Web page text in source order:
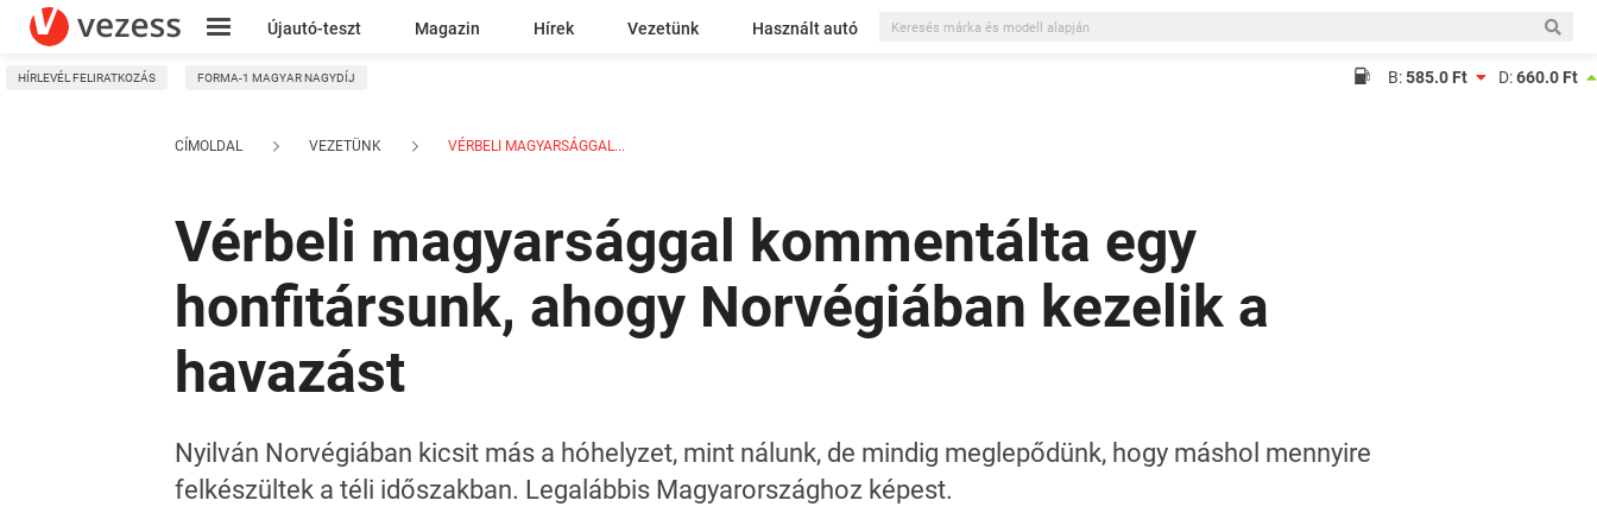
Újautó-teszt Magazin Hírek Vezetünk Használt autó
Kresz
HÍRLEVÉL FELIRATKOZÁS FORMA-1 MAGYAR NAGYDÍJ B:585.0 Ft D:660.0 Ft
CÍMOLDAL VEZETÜNK VÉRBELI MAGYARSÁGGAL...
Vérbeli magyarsággal kommentálta egy
honfitársunk, ahogy Norvégiában kezelik a
havazást
Nyilván Norvégiában kicsit más a hóhelyzet, mint nálunk, de mindig meglepődünk, hogy máshol mennyire
felkészültek a téli időszakban. Legalábbis Magyarországhoz képest.